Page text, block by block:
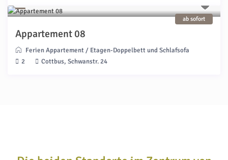
ab sofort
Appartement 08
Ferien Appartement / Etagen-Doppelbett und Schlafsofa
2
Cottbus, Schwanstr. 24